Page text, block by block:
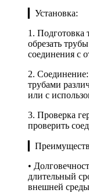
▎Установка:
1. Подготовка
обрезать
соединения с
2.
трубами
или с
3. Проверка
проверить
•
длительный
внешней